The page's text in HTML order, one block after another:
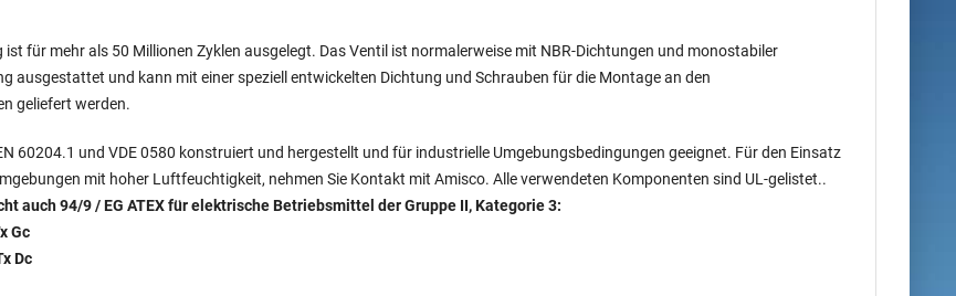
ist für mehr als 50 Millionen Zyklen ausgelegt. Das Ventil ist normalerweise mit NBR-Dichtungen und monostabiler
ausgestattet und kann mit einer speziell entwickelten Dichtung und Schrauben für die Montage an den
geliefert werden.
60204.1 und VDE 0580 konstruiert und hergestellt und für industrielle Umgebungsbedingungen geeignet. Für den Einsatz
mit hoher Luftfeuchtigkeit, nehmen Sie Kontakt mit Amisco. Alle verwendeten Komponenten sind UL-gelistet..
auch 94/9 / EG ATEX für elektrische Betriebsmittel der Gruppe II, Kategorie 3:
Gc
Dc